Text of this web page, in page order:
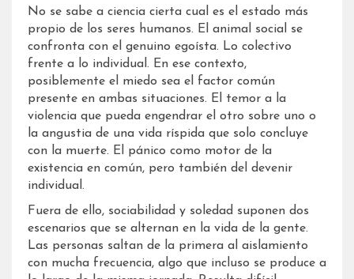
No se sabe a ciencia cierta cual es el estado más
propio de los seres humanos. El animal social se
confronta con el genuino egoísta. Lo colectivo
frente a lo individual. En ese contexto,
posiblemente el miedo sea el factor común
presente en ambas situaciones. El temor a la
violencia que pueda engendrar el otro sobre uno o
la angustia de una vida ríspida que solo concluye
con la muerte. El pánico como motor de la
existencia en común, pero también del devenir
individual.
Fuera de ello, sociabilidad y soledad suponen dos
escenarios que se alternan en la vida de la gente.
Las personas saltan de la primera al aislamiento
con mucha frecuencia, algo que incluso se produce a